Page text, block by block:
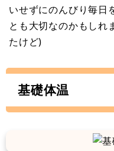
いせずにのんびり毎日
とも大切なのかもしれ
たけど)
基礎体温